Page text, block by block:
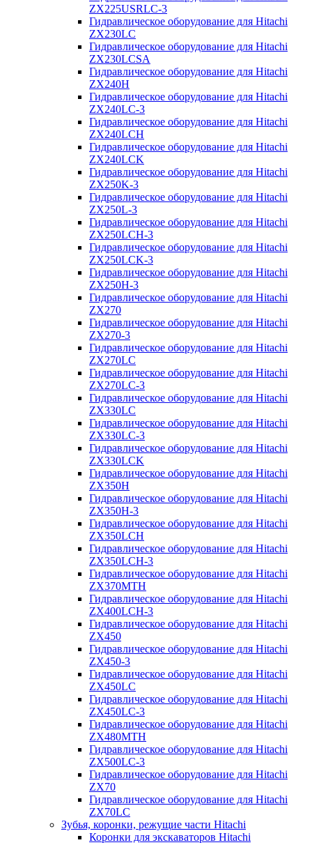
ZX225USRLC-3
Гидравлическое оборудование для Hitachi
ZX230LC
Гидравлическое оборудование для Hitachi
ZX230LCSA
Гидравлическое оборудование для Hitachi
ZX240H
Гидравлическое оборудование для Hitachi
ZX240LC-3
Гидравлическое оборудование для Hitachi
ZX240LCH
Гидравлическое оборудование для Hitachi
ZX240LCK
Гидравлическое оборудование для Hitachi
ZX250K-3
Гидравлическое оборудование для Hitachi
ZX250L-3
Гидравлическое оборудование для Hitachi
ZX250LCH-3
Гидравлическое оборудование для Hitachi
ZX250LCK-3
Гидравлическое оборудование для Hitachi
ZX250Н-3
Гидравлическое оборудование для Hitachi
ZX270
Гидравлическое оборудование для Hitachi
ZX270-3
Гидравлическое оборудование для Hitachi
ZX270LC
Гидравлическое оборудование для Hitachi
ZX270LC-3
Гидравлическое оборудование для Hitachi
ZX330LC
Гидравлическое оборудование для Hitachi
ZX330LC-3
Гидравлическое оборудование для Hitachi
ZX330LCK
Гидравлическое оборудование для Hitachi
ZX350H
Гидравлическое оборудование для Hitachi
ZX350H-3
Гидравлическое оборудование для Hitachi
ZX350LCH
Гидравлическое оборудование для Hitachi
ZX350LCH-3
Гидравлическое оборудование для Hitachi
ZX370MTH
Гидравлическое оборудование для Hitachi
ZX400LCH-3
Гидравлическое оборудование для Hitachi
ZX450
Гидравлическое оборудование для Hitachi
ZX450-3
Гидравлическое оборудование для Hitachi
ZX450LC
Гидравлическое оборудование для Hitachi
ZX450LC-3
Гидравлическое оборудование для Hitachi
ZX480MTH
Гидравлическое оборудование для Hitachi
ZX500LC-3
Гидравлическое оборудование для Hitachi
ZX70
Гидравлическое оборудование для Hitachi
ZX70LC
Зубья, коронки, режущие части Hitachi
Коронки для экскаваторов Hitachi